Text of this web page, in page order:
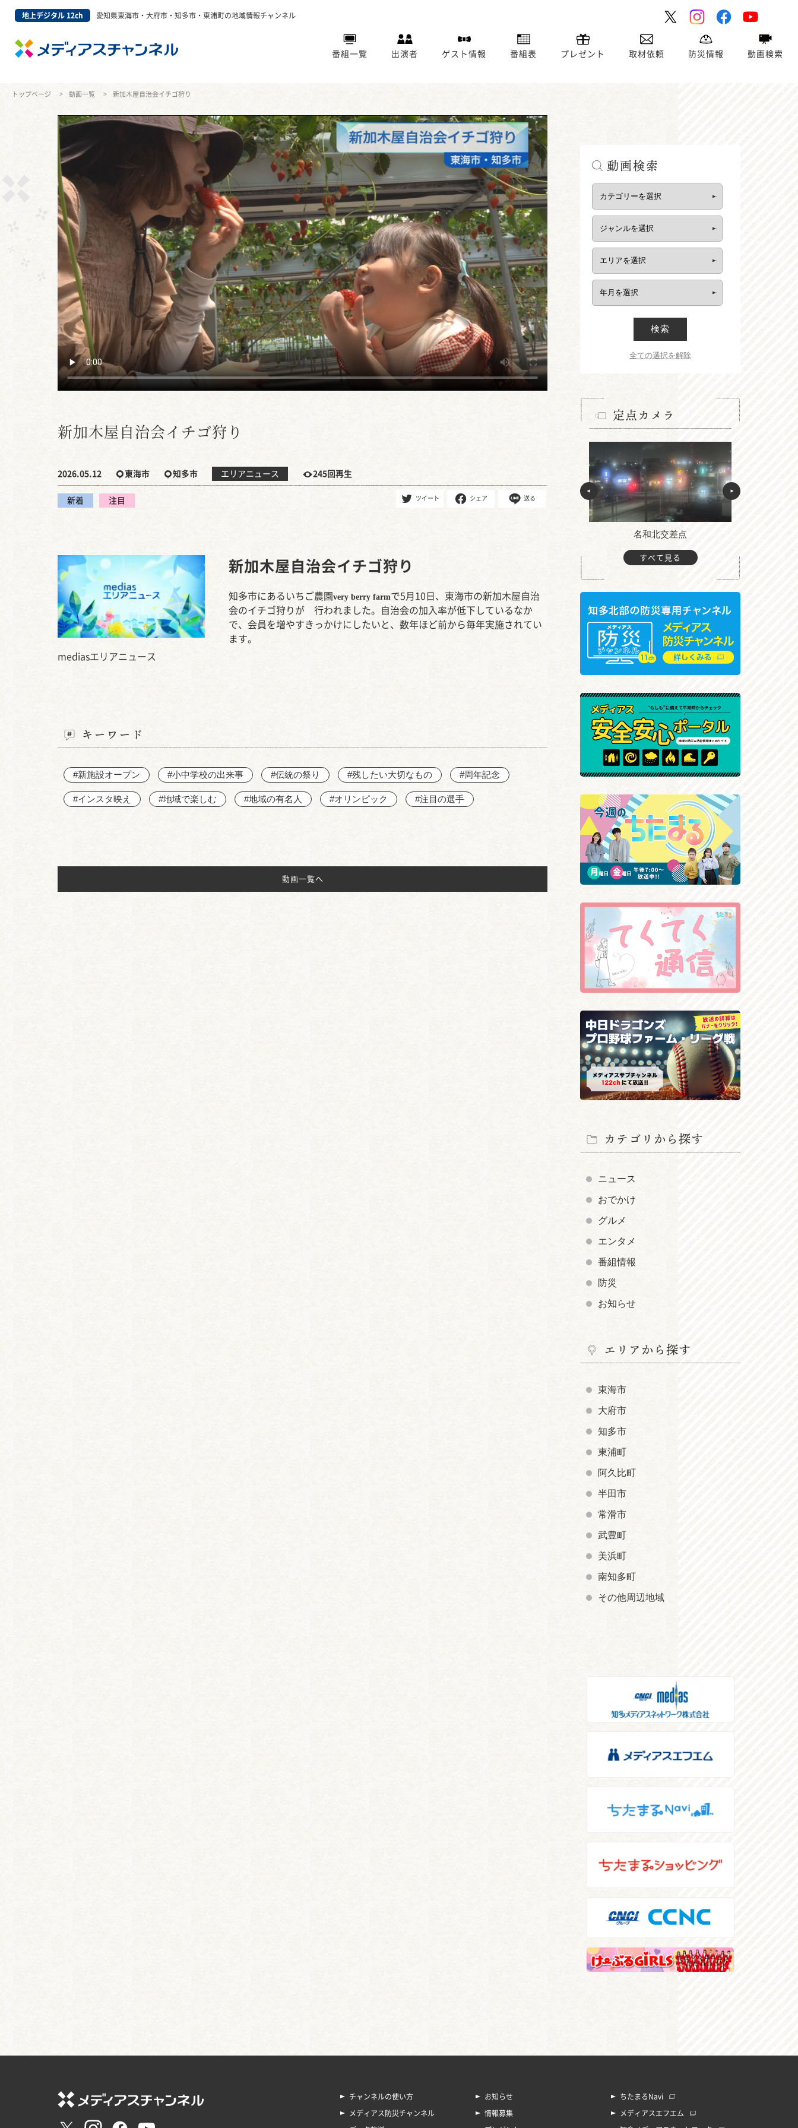
地上デジタル 12ch 愛知県東海市・大府市・知多市・東浦町の地域情報チャンネル
番組一覧 出演者 ゲスト情報 番組表 プレゼント 取材依頼 防災情報 動画検索
トップページ 動画一覧 新加木屋自治会イチゴ狩り
新加木屋自治会イチゴ狩り
2026.05.12 東海市 知多市 エリアニュース 245回再生
新着 注目 ツイート シェア 送る
mediasエリアニュース
新加木屋自治会イチゴ狩り
知多市にあるいちご農園very berry farmで5月10日、東海市の新加木屋自治
会のイチゴ狩りが 行われました。自治会の加入率が低下しているなか
で、会員を増やすきっかけにしたいと、数年ほど前から毎年実施されてい
ます。
キーワード
#新施設オープン #小中学校の出来事 #伝統の祭り #残したい大切なもの #周年記念
#インスタ映え #地域で楽しむ #地域の有名人 #オリンピック #注目の選手
動画一覧へ
動画検索
検索
全ての選択を解除
定点カメラ
名和北交差点
すべて見る
カテゴリから探す
ニュース
おでかけ
グルメ
エンタメ
番組情報
防災
お知らせ
エリアから探す
東海市
大府市
知多市
東浦町
阿久比町
半田市
常滑市
武豊町
美浜町
南知多町
その他周辺地域
チャンネルの使い方
メディアス防災チャンネル
お知らせ
情報募集
ちたまるNavi
メディアスエフエム